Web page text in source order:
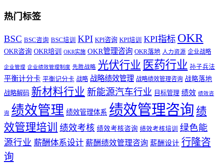
热门标签
BSC BSC咨询 BSC培训 KPI KPI咨询 KPI培训 KPI指标 OKR
OKR咨询 OKR培训 OKR实施 OKR管理咨询 OKR落地 人力资源 企业战略
企业管理 企业绩效管理制度 先胜战略 光伏行业 医药行业 孙子兵法
平衡计分卡 平衡记分卡 战略 战略绩效管理 战略绩效管理咨询 战略落地
战略解码 新材料行业 新能源汽车行业 目标管理 绩效 绩效咨
询 绩效管理 绩效管理体系 绩效管理咨询 绩
效管理培训 绩效考核 绩效考核咨询 绩效考核培训
绿色能
源行业 薪酬体系设计 薪酬绩效管理咨询 薪酬设计 行隆咨
询